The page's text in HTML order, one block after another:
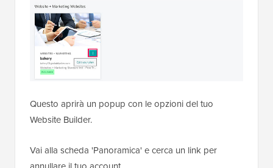
Questo aprirà un popup con le opzioni del tuo
Website Builder.
Vai alla scheda 'Panoramica' e cerca un link per